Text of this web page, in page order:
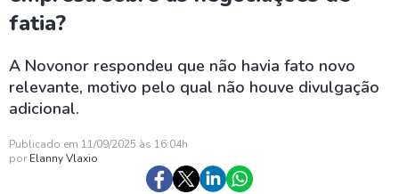
fatia?
A Novonor respondeu que não havia fato novo
relevante, motivo pelo qual não houve divulgação
adicional.
Publicado em 11/09/2025 às 16:04h
por Elanny Vlaxio